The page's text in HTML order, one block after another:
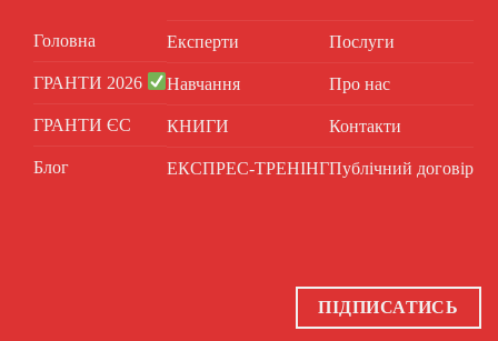
Головна
ГРАНТИ 2026
ГРАНТИ ЄС
Блог
Експерти
Навчання
КНИГИ
ЕКСПРЕС-ТРЕНІНГ
Послуги
Про нас
Контакти
Публічний договір
ПІДПИСАТИСЬ